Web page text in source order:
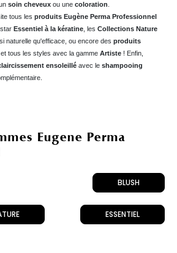
un soin cheveux ou une coloration
tous les produits Eugène Perma Professionnel
Essentiel à la kératine , les Collections Nature
naturelle qu'efficace, ou encore des produits
tous les styles avec la gamme Artiste ! Enfin,
ensoleillé avec le shampooing
Eugene Perma
BLUSH
ESSENTIEL